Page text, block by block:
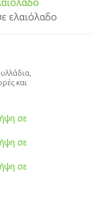
ελαιόλαδο
και
σε
σε
σε